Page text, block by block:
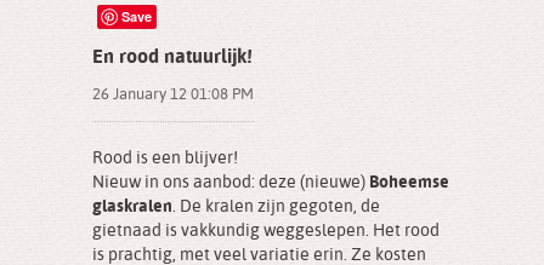
Save
En rood natuurlijk!
26 January 12 01:08 PM
Rood is een blijver!
Nieuw in ons aanbod: deze (nieuwe) Boheemse
glaskralen. De kralen zijn gegoten, de
gietnaad is vakkundig weggeslepen. Het rood
is prachtig, met veel variatie erin. Ze kosten